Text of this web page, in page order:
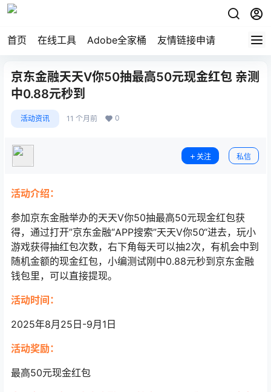
首页 在线工具 Adobe全家桶 友情链接申请
京东金融天天V你50抽最高50元现金红包 亲测
中0.88元秒到
活动资讯 11 个月前 0
关注 私信
活动介绍：
参加京东金融举办的天天V你50抽最高50元现金红包获
得，通过打开”京东金融“APP搜索”天天V你50“进去，玩小
游戏获得抽红包次数，右下角每天可以抽2次，有机会中到
随机金额的现金红包，小编测试刚中0.88元秒到京东金融
钱包里，可以直接提现。
活动时间：
2025年8月25日-9月1日
活动奖励：
最高50元现金红包